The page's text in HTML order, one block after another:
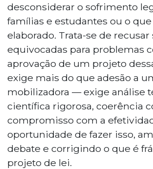
desconsiderar o sofrimento
famílias e estudantes ou o que
elaborado. Trata-se de recusar
equivocadas para problemas
aprovação de um projeto
exige mais do que adesão a
mobilizadora — exige análise
científica rigorosa, coerência
compromisso com a
oportunidade de fazer isso,
debate e corrigindo o que é
projeto de lei.